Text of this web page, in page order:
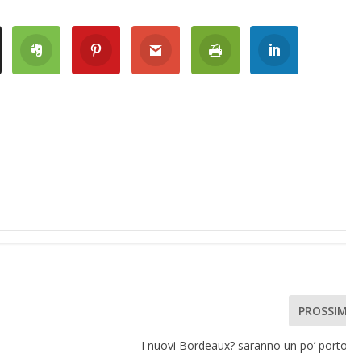
I nuovi Bordeaux? saranno un po’